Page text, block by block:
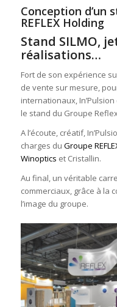
Conception d’un
REFLEX Holding
Stand SILMO,
réalisations…
Fort de son expérience
de vente sur mesure,
internationaux,
le stand du Groupe
A l’écoute, créatif,
charges du Groupe
Winoptics et Cristallin.
Au final, un véritable
commerciaux, grâce à la
l’image du groupe.